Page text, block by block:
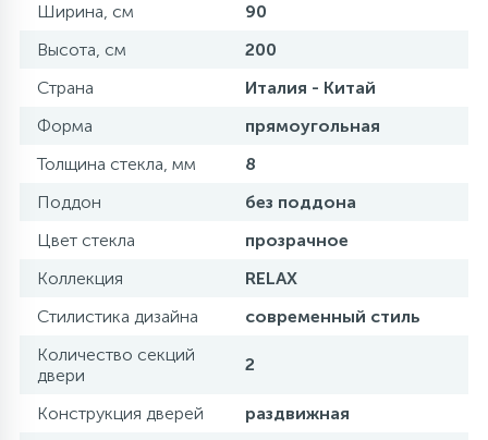
Ширина, см
90
Высота, см
200
Страна
Италия - Китай
Форма
прямоугольная
Толщина стекла, мм
8
Поддон
без поддона
Цвет стекла
прозрачное
Коллекция
RELAX
Стилистика дизайна
современный стиль
Количество секций
двери
2
Конструкция дверей
раздвижная